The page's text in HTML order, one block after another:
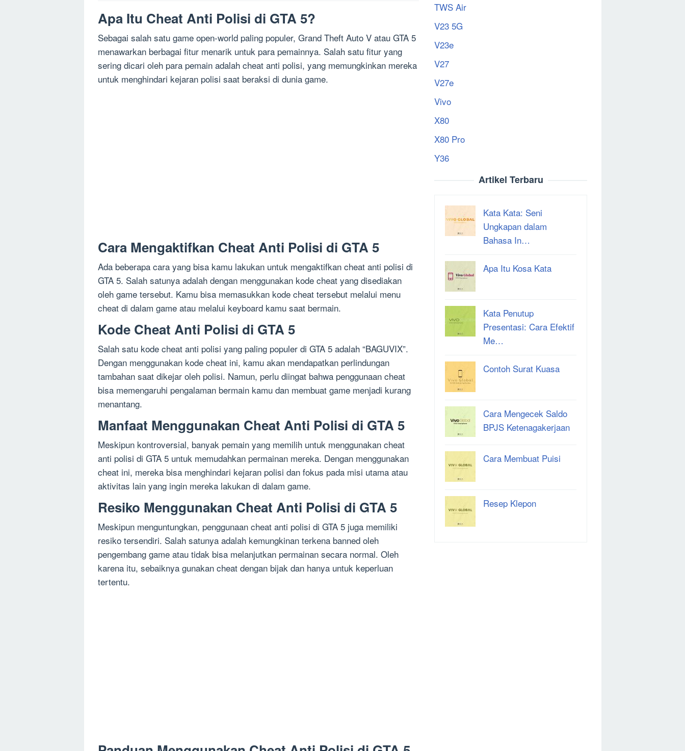
Apa Itu Cheat Anti Polisi di GTA 5?
Sebagai salah satu game open-world paling populer, Grand Theft Auto V atau GTA 5
menawarkan berbagai fitur menarik untuk para pemainnya. Salah satu fitur yang
sering dicari oleh para pemain adalah cheat anti polisi, yang memungkinkan mereka
untuk menghindari kejaran polisi saat beraksi di dunia game.
Cara Mengaktifkan Cheat Anti Polisi di GTA 5
Ada beberapa cara yang bisa kamu lakukan untuk mengaktifkan cheat anti polisi di
GTA 5. Salah satunya adalah dengan menggunakan kode cheat yang disediakan
oleh game tersebut. Kamu bisa memasukkan kode cheat tersebut melalui menu
cheat di dalam game atau melalui keyboard kamu saat bermain.
Kode Cheat Anti Polisi di GTA 5
Salah satu kode cheat anti polisi yang paling populer di GTA 5 adalah “BAGUVIX”.
Dengan menggunakan kode cheat ini, kamu akan mendapatkan perlindungan
tambahan saat dikejar oleh polisi. Namun, perlu diingat bahwa penggunaan cheat
bisa memengaruhi pengalaman bermain kamu dan membuat game menjadi kurang
menantang.
Manfaat Menggunakan Cheat Anti Polisi di GTA 5
Meskipun kontroversial, banyak pemain yang memilih untuk menggunakan cheat
anti polisi di GTA 5 untuk memudahkan permainan mereka. Dengan menggunakan
cheat ini, mereka bisa menghindari kejaran polisi dan fokus pada misi utama atau
aktivitas lain yang ingin mereka lakukan di dalam game.
Resiko Menggunakan Cheat Anti Polisi di GTA 5
Meskipun menguntungkan, penggunaan cheat anti polisi di GTA 5 juga memiliki
resiko tersendiri. Salah satunya adalah kemungkinan terkena banned oleh
pengembang game atau tidak bisa melanjutkan permainan secara normal. Oleh
karena itu, sebaiknya gunakan cheat dengan bijak dan hanya untuk keperluan
tertentu.
TWS Air
V23 5G
V23e
V27
V27e
Vivo
X80
X80 Pro
Y36
Artikel Terbaru
Kata Kata: Seni
Ungkapan dalam
Bahasa In…
Apa Itu Kosa Kata
Kata Penutup
Presentasi: Cara Efektif
Me…
Contoh Surat Kuasa
Cara Mengecek Saldo
BPJS Ketenagakerjaan
Cara Membuat Puisi
Resep Klepon